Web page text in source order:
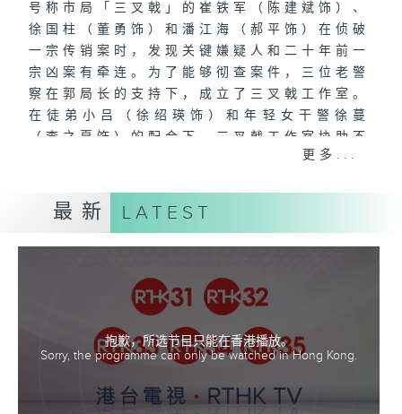
号称市局「三叉戟」的崔铁军（陈建斌饰）、
徐国柱（董勇饰）和潘江海（郝平饰）在侦破
一宗传销案时，发现关键嫌疑人和二十年前一
宗凶案有牵连。为了能够彻查案件，三位老警
察在郭局长的支持下，成立了三叉戟工作室。
在徒弟小吕（徐绍瑛饰）和年轻女干警徐蔓
（李之夏饰）的配合下，三叉戟工作室协助不
同警队破获了多宗大案。然而随着深入调查，
会」的犯罪集团有关，这个犯罪集团试图透过
「云贸币」这种虚拟货币垄断市场攫取利益。
「三叉戟」迎难而上，突破重重阻力，誓要将
(粤语及普通话双语播放)
更多...
最新 LATEST
抱歉，所选节目只能在香港播放。
Sorry, the programme can only be watched in Hong Kong.